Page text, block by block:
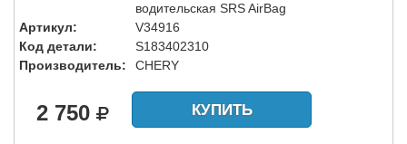
водительская SRS AirBag
Артикул:
V34916
Код детали:
S183402310
Производитель:
CHERY
2 750 КУПИТЬ